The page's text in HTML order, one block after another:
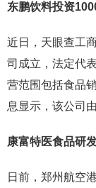
东鹏饮料投资
近日，天眼查工
司成立，法定代
营范围包括食品
息显示，该公司
康富特医食品研
日前，郑州航空